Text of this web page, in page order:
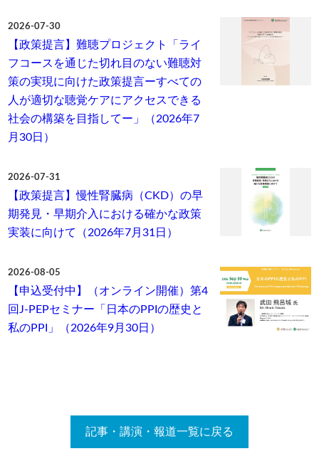
2026-07-30
【政策提言】難聴プロジェクト「ライ
フコースを通じた切れ目のない難聴対
策の実現に向けた政策提言ーすべての
人が適切な聴覚ケアにアクセスできる
社会の構築を目指してー」（2026年7
月30日）
2026-07-31
【政策提言】慢性腎臓病（CKD）の早
期発見・早期介入における確かな政策
実装に向けて（2026年7月31日）
2026-08-05
【申込受付中】（オンライン開催）第4
回J-PEPセミナー「日本のPPIの歴史と
私のPPI」（2026年9月30日）
記事・講演・報道一覧に戻る